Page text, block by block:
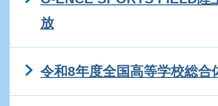
放
令和8年度全国高等学校総合